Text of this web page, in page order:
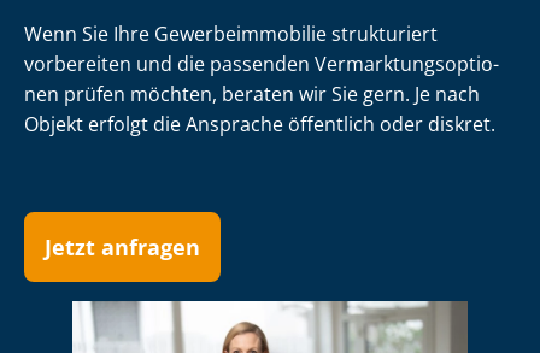
Wenn Sie Ihre Ge­wer­be­im­mo­bi­lie strukturiert
vorbereiten und die passenden Ver­mark­tungs­op­tio­
nen prüfen möchten, beraten wir Sie gern. Je nach
Objekt erfolgt die Ansprache öffentlich oder diskret.
Jetzt anfragen